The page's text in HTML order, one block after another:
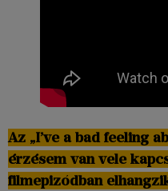
Az „I’ve a bad feeling
érzésem van vele
filmepizódban